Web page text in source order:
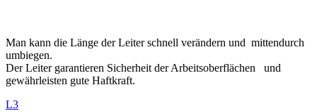
Man kann die Länge der Leiter schnell verändern und mittendurch
umbiegen.
Der Leiter garantieren Sicherheit der Arbeitsoberflächen und
gewährleisten gute Haftkraft.
L3